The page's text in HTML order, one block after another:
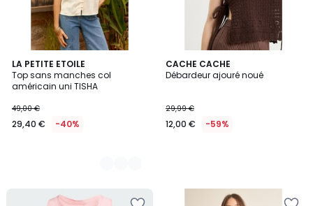
LA PETITE ETOILE
Top sans manches col
américain uni TISHA
49,00 €
29,40 € -40%
2
Couleurs
CACHE CACHE
Débardeur ajouré noué
29,99 €
12,00 € -59%